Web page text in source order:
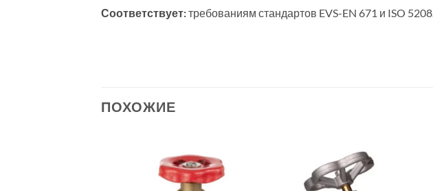
Соответствует:требованиям стандартов EVS-EN 671 и ISO 5208.
ПОХОЖИЕ